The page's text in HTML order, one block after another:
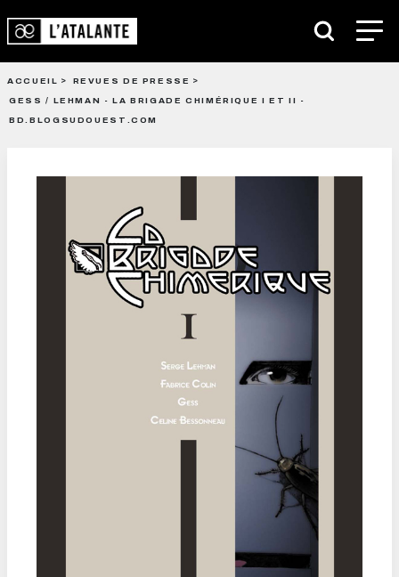
ACCUEIL
REVUES DE PRESSE
GESS / LEHMAN - LA BRIGADE CHIMÉRIQUE I ET II -
BD.BLOGSUDOUEST.COM